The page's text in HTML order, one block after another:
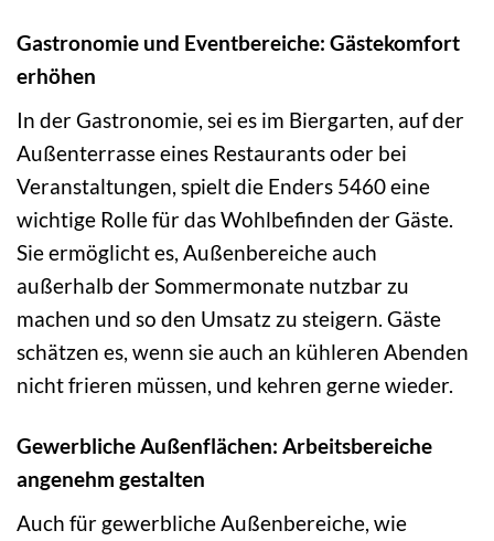
Gastronomie und Eventbereiche: Gästekomfort
erhöhen
In der Gastronomie, sei es im Biergarten, auf der
Außenterrasse eines Restaurants oder bei
Veranstaltungen, spielt die Enders 5460 eine
wichtige Rolle für das Wohlbefinden der Gäste.
Sie ermöglicht es, Außenbereiche auch
außerhalb der Sommermonate nutzbar zu
machen und so den Umsatz zu steigern. Gäste
schätzen es, wenn sie auch an kühleren Abenden
nicht frieren müssen, und kehren gerne wieder.
Gewerbliche Außenflächen: Arbeitsbereiche
angenehm gestalten
Auch für gewerbliche Außenbereiche, wie